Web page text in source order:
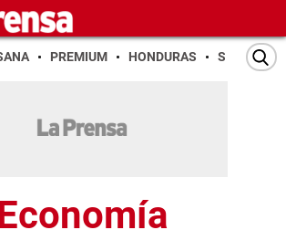
PREMIUM HONDURAS SAN PEDRO